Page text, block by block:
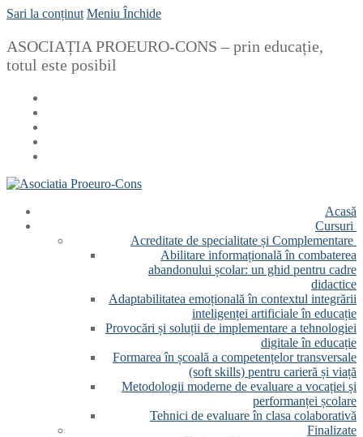
Sari la conținut Meniu Închide
ASOCIAȚIA PROEURO-CONS – prin educație,
totul este posibil
Acasă
Cursuri
Acreditate de specialitate și Complementare
Abilitare informațională în combaterea
abandonului școlar: un ghid pentru cadre
didactice
Adaptabilitatea emoțională în contextul integrării
inteligenței artificiale în educație
Provocări și soluții de implementare a tehnologiei
digitale în educație
Formarea în școală a competențelor transversale
(soft skills) pentru carieră și viață
Metodologii moderne de evaluare a vocației și
performanței școlare
Tehnici de evaluare în clasa colaborativă
Finalizate